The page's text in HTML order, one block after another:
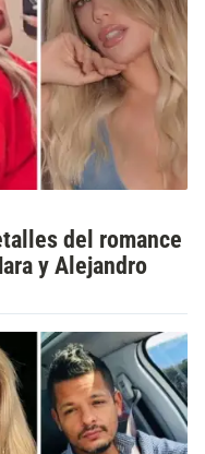
del romance
y Alejandro